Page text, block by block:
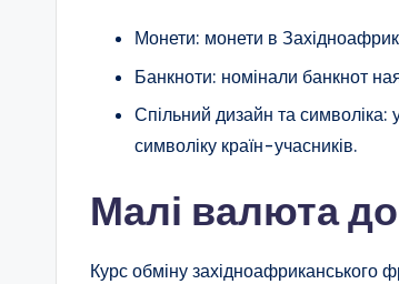
Монети: монети в
Банкноти: номінали банкнот
Спільний дизайн та
символіку країн-учасників.
Малі валюта до
Курс обміну західноафриканського